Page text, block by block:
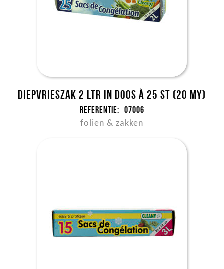
Diepvrieszak 2 ltr in doos à 25 st (20 my)
Referentie: 07006
folien & zakken